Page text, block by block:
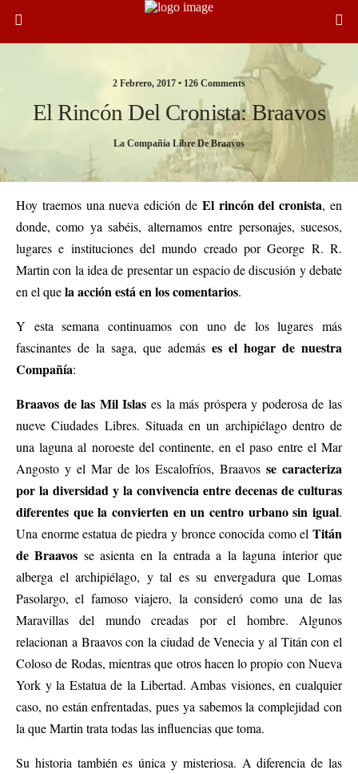
2 Febrero, 2017 • 126 Comments
El Rincón Del Cronista: Braavos
La Compañía Libre De Braavos
Hoy traemos una nueva edición de El rincón del cronista, en
donde, como ya sabéis, alternamos entre personajes, sucesos,
lugares e instituciones del mundo creado por George R. R.
Martin con la idea de presentar un espacio de discusión y debate
en el quela acción está en los comentarios.
Y esta semana continuamos con uno de los lugares más
fascinantes de la saga, que además es el hogar de nuestra
Compañía:
Braavos de las Mil Islas es la más próspera y poderosa de las
nueve Ciudades Libres. Situada en un archipiélago dentro de
una laguna al noroeste del continente, en el paso entre el Mar
Angosto y el Mar de los Escalofríos, Braavos se caracteriza
por la diversidad y la convivencia entre decenas de culturas
diferentes que la convierten en un centro urbano sin igual.
Una enorme estatua de piedra y bronce conocida como el Titán
de Braavos se asienta en la entrada a la laguna interior que
alberga el archipiélago, y tal es su envergadura que Lomas
Pasolargo, el famoso viajero, la consideró como una de las
Maravillas del mundo creadas por el hombre. Algunos
relacionan a Braavos con la ciudad de Venecia y al Titán con el
Coloso de Rodas, mientras que otros hacen lo propio con Nueva
York y la Estatua de la Libertad. Ambas visiones, en cualquier
caso, no están enfrentadas, pues ya sabemos la complejidad con
la que Martin trata todas las influencias que toma.
Su historia también es única y misteriosa. A diferencia de las